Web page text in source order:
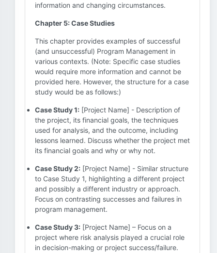
information and changing circumstances.
Chapter 5: Case Studies
This chapter provides examples of successful
(and unsuccessful) Program Management in
various contexts. (Note: Specific case studies
would require more information and cannot be
provided here. However, the structure for a case
study would be as follows:)
Case Study 1: [Project Name] - Description of
the project, its financial goals, the techniques
used for analysis, and the outcome, including
lessons learned. Discuss whether the project met
its financial goals and why or why not.
Case Study 2: [Project Name] - Similar structure
to Case Study 1, highlighting a different project
and possibly a different industry or approach.
Focus on contrasting successes and failures in
program management.
Case Study 3: [Project Name] – Focus on a
project where risk analysis played a crucial role
in decision-making or project success/failure.